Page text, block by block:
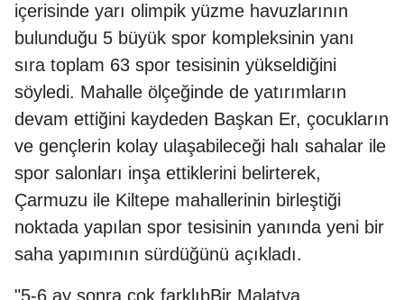
içerisinde yarı olimpik yüzme havuzlarının
bulunduğu 5 büyük spor kompleksinin yanı
sıra toplam 63 spor tesisinin yükseldiğini
söyledi. Mahalle ölçeğinde de yatırımların
devam ettiğini kaydeden Başkan Er, çocukların
ve gençlerin kolay ulaşabileceği halı sahalar ile
spor salonları inşa ettiklerini belirterek,
Çarmuzu ile Kiltepe mahallerinin birleştiği
noktada yapılan spor tesisinin yanında yeni bir
saha yapımının sürdüğünü açıkladı.
"5-6 ay sonra çok farklıbBir Malatya